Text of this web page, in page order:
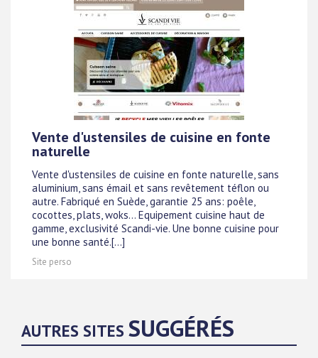
Vente d'ustensiles de cuisine en fonte
naturelle
Vente d'ustensiles de cuisine en fonte naturelle, sans
aluminium, sans émail et sans revêtement téflon ou
autre. Fabriqué en Suède, garantie 25 ans: poêle,
cocottes, plats, woks... Equipement cuisine haut de
gamme, exclusivité Scandi-vie. Une bonne cuisine pour
une bonne santé.[...]
Site perso
AUTRES SITES SUGGÉRÉS